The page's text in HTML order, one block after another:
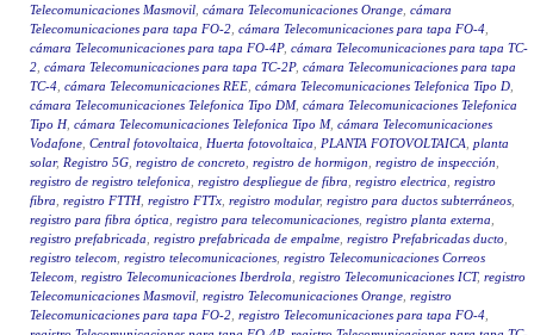
Telecomunicaciones Masmovil cámara Telecomunicaciones Orange cámara
Telecomunicaciones para tapa FO-2 cámara Telecomunicaciones para tapa FO-4
cámara Telecomunicaciones para tapa FO-4P, cámara Telecomunicaciones para tapa TC-
2 cámara Telecomunicaciones para tapa TC-2P, cámara Telecomunicaciones para tapa
TC-4 cámara Telecomunicaciones REE cámara Telecomunicaciones Telefonica Tipo D
cámara Telecomunicaciones Telefonica Tipo DM, cámara Telecomunicaciones Telefonica
Tipo H, cámara Telecomunicaciones Telefonica Tipo M, cámara Telecomunicaciones
Vodafone Central fotovoltaica Huerta fotovoltaica PLANTA FOTOVOLTAICA planta
solar, Registro 5G registro de concreto registro de hormigon registro de inspección
registro de registro telefonica registro despliegue de fibra registro electrica registro
fibra registro FTTH, registro FTTx registro modular, registro para ductos subterráneos
registro para fibra óptica registro para telecomunicaciones registro planta externa
registro prefabricada registro prefabricada de empalme registro Prefabricadas ducto
registro telecom registro telecomunicaciones registro Telecomunicaciones Correos
Telecom registro Telecomunicaciones Iberdrola registro Telecomunicaciones ICT, registro
Telecomunicaciones Masmovil registro Telecomunicaciones Orange registro
Telecomunicaciones para tapa FO-2 registro Telecomunicaciones para tapa FO-4